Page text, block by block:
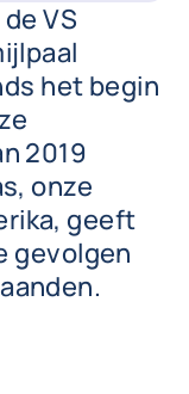
VS
het begin
2019
onze
geeft
gevolgen